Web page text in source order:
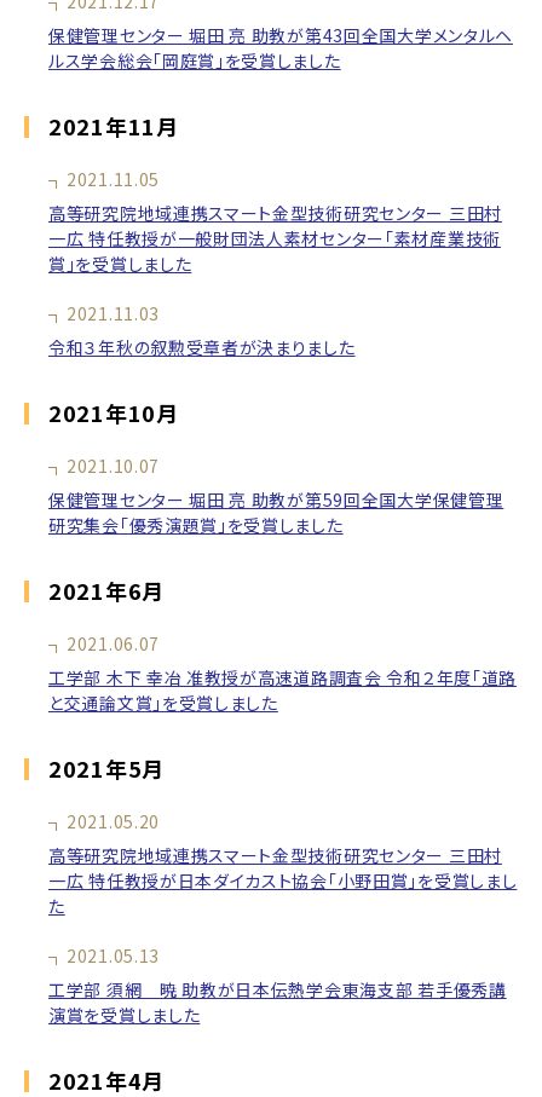
保健管理センター 堀田 亮 助教が第43回全国大学メンタルヘ
ルス学会総会「岡庭賞」を受賞しました
2021年11月
2021.11.05
高等研究院地域連携スマート金型技術研究センター 三田村
一広 特任教授が一般財団法人素材センター「素材産業技術
賞」を受賞しました
2021.11.03
令和３年秋の叙勲受章者が決まりました
2021年10月
2021.10.07
保健管理センター 堀田 亮 助教が第59回全国大学保健管理
研究集会「優秀演題賞」を受賞しました
2021年6月
2021.06.07
工学部 木下 幸冶 准教授が高速道路調査会 令和２年度「道路
と交通論文賞」を受賞しました
2021年5月
2021.05.20
高等研究院地域連携スマート金型技術研究センター 三田村
一広 特任教授が日本ダイカスト協会「小野田賞」を受賞しまし
た
2021.05.13
工学部 須網 暁 助教が日本伝熱学会東海支部 若手優秀講
演賞を受賞しました
2021年4月